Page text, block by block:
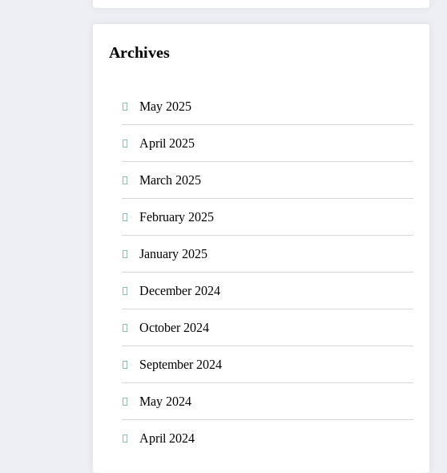
Archives
May 2025
April 2025
March 2025
February 2025
January 2025
December 2024
October 2024
September 2024
May 2024
April 2024